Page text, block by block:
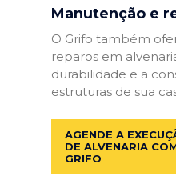
Manutenção e
O Grifo também
reparos em
durabilidade e a
estruturas de sua
AGENDE A
DE ALVENARIA
GRIFO